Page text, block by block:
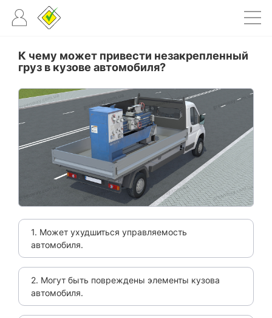
К чему может привести незакрепленный
груз в кузове автомобиля?
1. Может ухудшиться управляемость
автомобиля.
2. Могут быть повреждены элементы кузова
автомобиля.